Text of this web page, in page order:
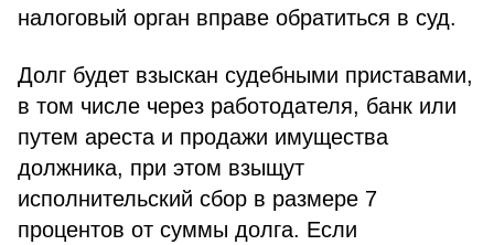
налоговый орган вправе обратиться в суд.
Долг будет взыскан судебными приставами,
в том числе через работодателя, банк или
путем ареста и продажи имущества
должника, при этом взыщут
исполнительский сбор в размере 7
процентов от суммы долга. Если